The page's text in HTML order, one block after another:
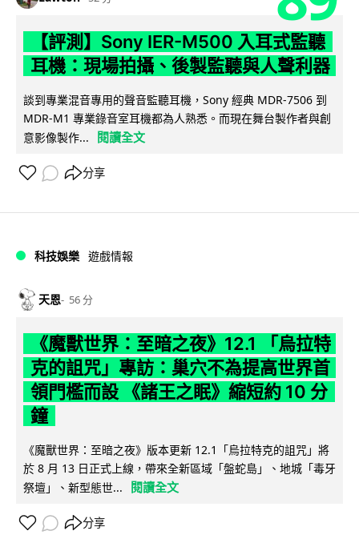
【評測】Sony IER-M500 入耳式監聽
耳機：現場拍攝、後製監聽與人聲利器
談到專業混音專用的聲音監聽耳機，Sony 經典 MDR-7506 到
MDR-M1 專業錄音室耳機都為人熟悉。而現在舞台製作者與創
意影像製作...
閱讀全文
分享
科技娛樂 遊戲情報
天恩 56 分
《魔獸世界：至暗之夜》12.1 「烏拉特
克的詛咒」專訪：巢穴不為提高世界首
領門檻而設 《諸王之眠》縮短約 10 分
鐘
《魔獸世界：至暗之夜》版本更新 12.1「烏拉特克的詛咒」將
於 8 月 13 日正式上線，帶來全新區域「盤蛇島」、地城「毒牙
祭壇」、新型態世...
閱讀全文
分享